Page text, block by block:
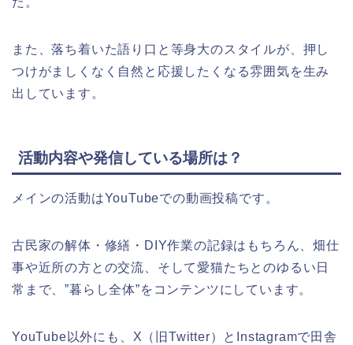
また、落ち着いた語り口と等身大のスタイルが、押し
つけがましくなく自然と応援したくなる雰囲気を生み
出しています。
活動内容や発信している場所は？
メインの活動はYouTubeでの動画投稿です。
古民家の解体・修繕・DIY作業の記録はもちろん、畑仕
事や近所の方との交流、そして愛猫たちとのゆるい日
常まで、”暮らし全体”をコンテンツにしています。
YouTube以外にも、X（旧Twitter）とInstagramで田舎